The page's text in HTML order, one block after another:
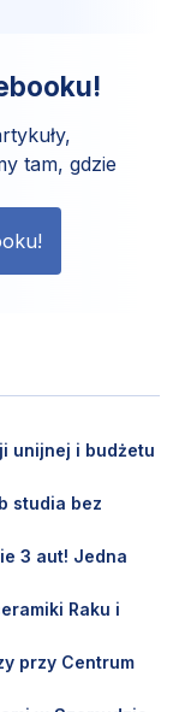
tam, gdzie
unijnej i budżetu
studia bez
3 aut! Jedna
Raku i
przy Centrum